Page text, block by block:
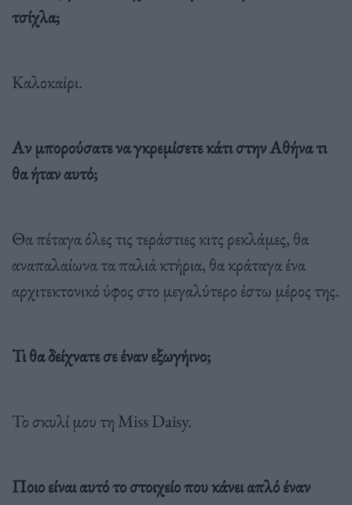
τσίχλα;
Καλοκαίρι.
Αν μπορούσατε να γκρεμίσετε κάτι στην Αθήνα τι
θα ήταν αυτό;
Θα πέταγα όλες τις τεράστιες κιτς ρεκλάμες, θα
αναπαλαίωνα τα παλιά κτήρια, θα κράταγα ένα
αρχιτεκτονικό ύφος στο μεγαλύτερο έστω μέρος της.
Τι θα δείχνατε σε έναν εξωγήινο;
Το σκυλί μου τη Miss Daisy.
Ποιο είναι αυτό το στοιχείο που κάνει απλό έναν